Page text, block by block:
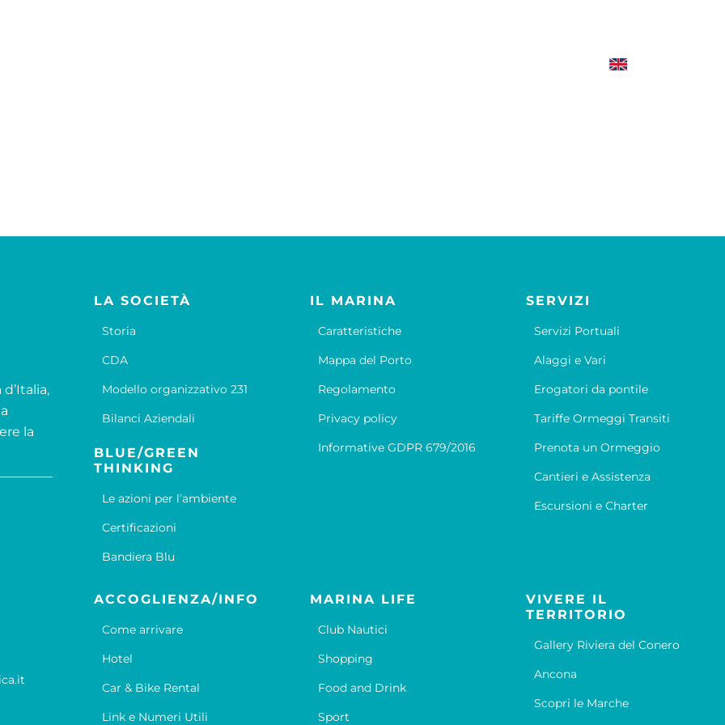
la
LA SOCIETÀ
Storia
CDA
Modello organizzativo 231
Bilanci Aziendali
BLUE/GREEN
THINKING
Le azioni per l’ambiente
Certificazioni
Bandiera Blu
IL MARINA
Caratteristiche
Mappa del Porto
Regolamento
Privacy policy
Informative GDPR 679/2016
SERVIZI
Servizi Portuali
Alaggi e Vari
Erogatori da pontile
Tariffe Ormeggi Transiti
Prenota un Ormeggio
Cantieri e Assistenza
Escursioni e Charter
ACCOGLIENZA/INFO
Come arrivare
Hotel
Car & Bike Rental
Link e Numeri Utili
MARINA LIFE
Club Nautici
Shopping
Food and Drink
Sport
VIVERE IL
TERRITORIO
Gallery Riviera del Conero
Ancona
Scopri le Marche